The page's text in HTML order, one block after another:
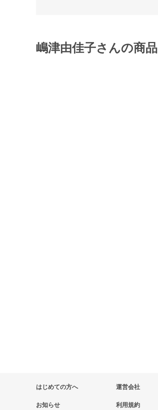
嶋津由佳子さんの商品
はじめての方へ
お知らせ
運営会社
利用規約